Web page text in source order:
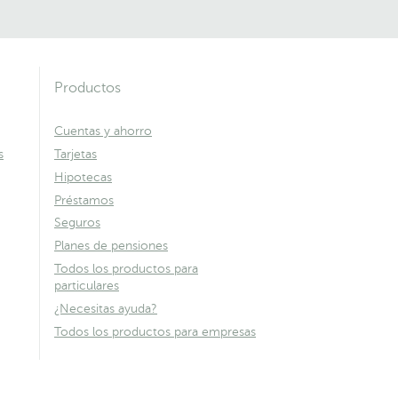
Productos
Cuentas y ahorro
Tarjetas
Hipotecas
Préstamos
Seguros
Planes de pensiones
Todos los productos para
particulares
¿Necesitas ayuda?
Todos los productos para empresas